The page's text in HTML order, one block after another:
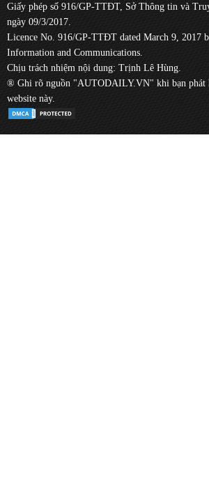
Giấy phép số 916/GP-TTĐT, Sở Thông tin và
ngày 09/3/2017.
Licence No. 916/GP-TTĐT dated March 9, 2017
Information and Communications.
Chịu trách nhiệm nội dung: Trịnh Lê Hùng.
® Ghi rõ nguồn "AUTODAILY.VN" khi bạn phát
website này.